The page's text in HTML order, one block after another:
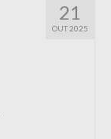
21
OUT 2025